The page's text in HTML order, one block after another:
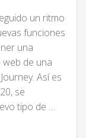
un ritmo
funciones
una
de una
Así es
se
tipo de …